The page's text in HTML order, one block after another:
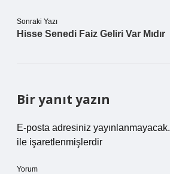
Sonraki Yazı
Hisse Senedi Faiz Geliri Var Mıdır
Bir yanıt yazın
E-posta adresiniz yayınlanmayacak.
ile işaretlenmişlerdir
Yorum